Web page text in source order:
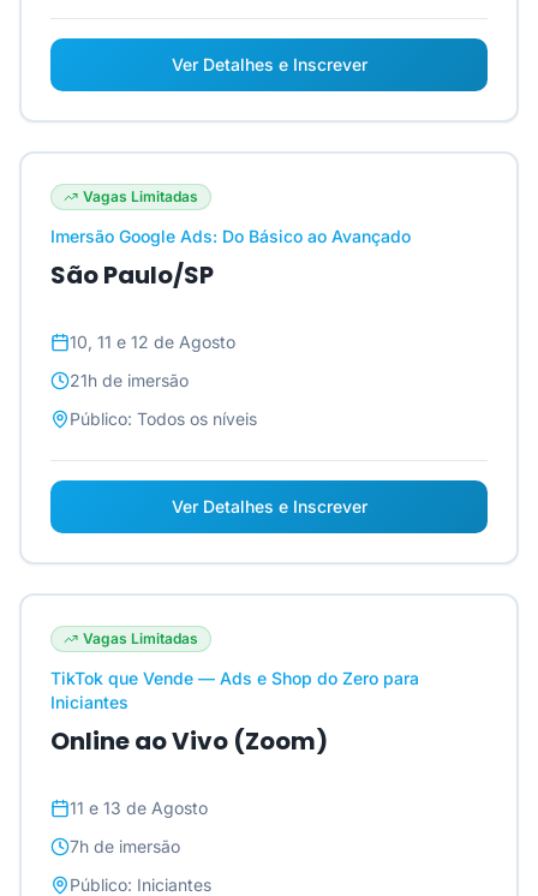
Ver Detalhes e Inscrever
Vagas Limitadas
Imersão Google Ads: Do Básico ao Avançado
São Paulo/SP
10, 11 e 12 de Agosto
21h de imersão
Público: Todos os níveis
Ver Detalhes e Inscrever
Vagas Limitadas
TikTok que Vende — Ads e Shop do Zero para
Iniciantes
Online ao Vivo (Zoom)
11 e 13 de Agosto
7h de imersão
Público: Iniciantes